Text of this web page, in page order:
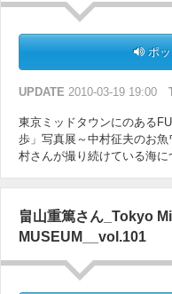
ポ
UPDATE 2010-03-19 19:00
東京ミッドタウンにのある
歩」写真展～中村征夫のお
村さんが撮り続けている海に
畠山重篤さん_Tokyo
MUSEUM__vol.101